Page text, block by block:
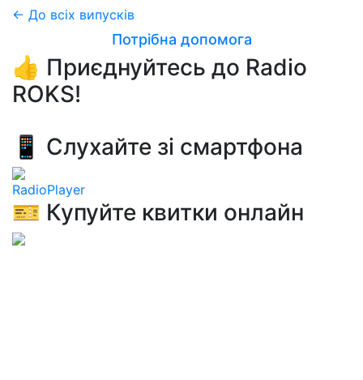
← До всіх випусків
Потрібна допомога
👍 Приєднуйтесь до Radio
ROKS!
📱 Слухайте зі смартфона
RadioPlayer
🎫 Купуйте квитки онлайн